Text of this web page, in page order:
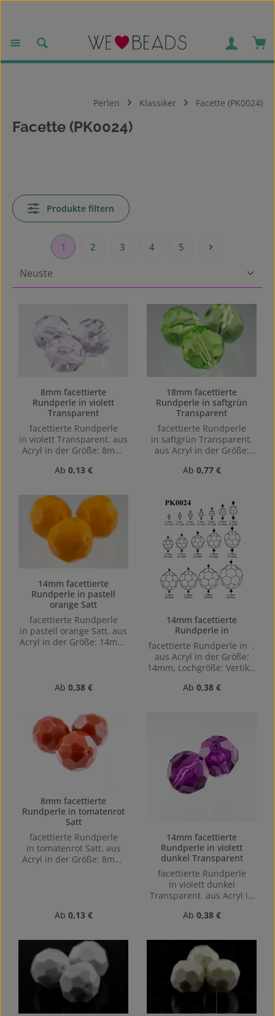
Perlen Klassiker Facette (PK0024)
Facette (PK0024)
Produkte filtern
Seite
1 Seite
2 Seite
3 Seite
4 Seite
5
8mm facettierte
Rundperle in violett
Transparent
facettierte Rundperle
in violett Transparent. aus
Acryl in der Größe: 8mm,
oben nach unten)
Regulärer Preis:
Ab 0,13 €
18mm facettierte
Rundperle in saftgrün
Transparent
facettierte Rundperle
in saftgrün Transparent.
aus Acryl in der Größe:
(von oben nach unten)
Regulärer Preis:
Ab 0,77 €
14mm facettierte
Rundperle in pastell
orange Satt
facettierte Rundperle
in pastell orange Satt. aus
Acryl in der Größe: 14mm,
Regulärer Preis:
Ab 0,38 €
14mm facettierte
Rundperle in
facettierte Rundperle in .
aus Acryl in der Größe:
14mm, Lochgröße: Vertikal
gebohrt, 1,5mm
Regulärer Preis:
Ab 0,38 €
8mm facettierte
Rundperle in tomatenrot
Satt
facettierte Rundperle
in tomatenrot Satt. aus
Acryl in der Größe: 8mm,
Regulärer Preis:
Ab 0,13 €
14mm facettierte
Rundperle in violett
dunkel Transparent
facettierte Rundperle
in violett dunkel
Transparent. aus Acryl in
Lochgröße: Vertikal (von
gebohrt, 1,5mm
Regulärer Preis:
Ab 0,38 €